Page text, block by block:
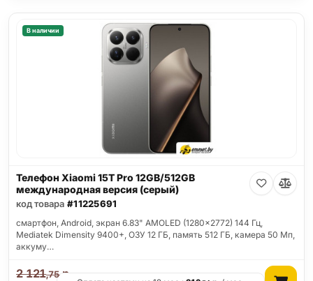
В наличии
Телефон Xiaomi 15T Pro 12GB/512GB
международная версия (серый)
код товара #11225691
смартфон, Android, экран 6.83" AMOLED (1280x2772) 144 Гц,
Mediatek Dimensity 9400+, ОЗУ 12 ГБ, память 512 ГБ, камера 50 Мп,
аккуму…
2 121,75р.